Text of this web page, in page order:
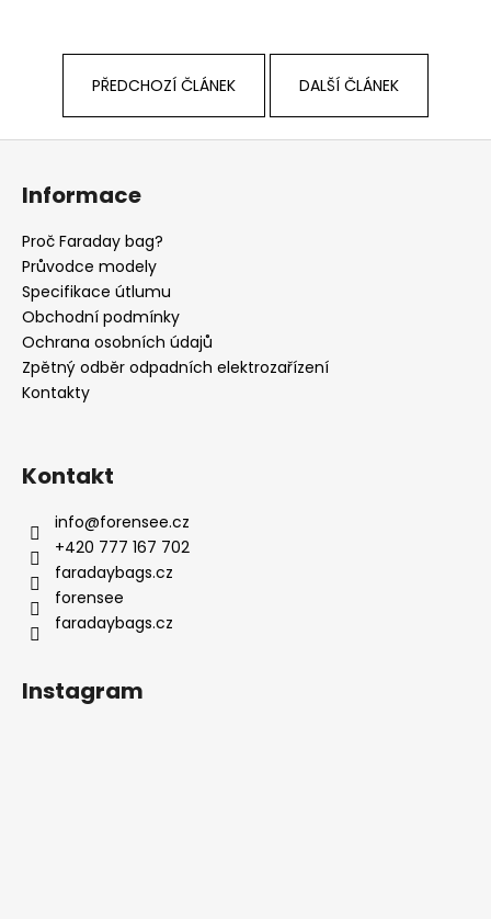
PŘEDCHOZÍ ČLÁNEK DALŠÍ ČLÁNEK
Z
Informace
Proč Faraday bag?
Průvodce modely
Specifikace útlumu
Obchodní podmínky
Ochrana osobních údajů
Zpětný odběr odpadních elektrozařízení
Kontakty
Kontakt
info@forensee.cz
+420 777 167 702
faradaybags.cz
forensee
faradaybags.cz
Instagram